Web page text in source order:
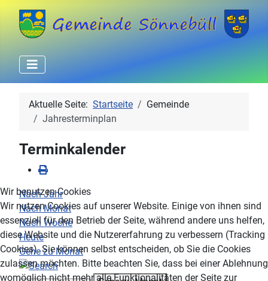
Aktuelle Seite: Startseite
Gemeinde
Jahresterminplan
Terminkalender
Nach Jahr
Nach Monat
Nach Woche
Heute
Gehe zu Monat
Wir benutzen Cookies
Wir nutzen Cookies auf unserer Website. Einige von ihnen sind
essenziell für den Betrieb der Seite, während andere uns helfen,
diese Website und die Nutzererfahrung zu verbessern (Tracking
Cookies). Sie können selbst entscheiden, ob Sie die Cookies
zulassen möchten. Bitte beachten Sie, dass bei einer Ablehnung
womöglich nicht mehr alle Funktionalitäten der Seite zur